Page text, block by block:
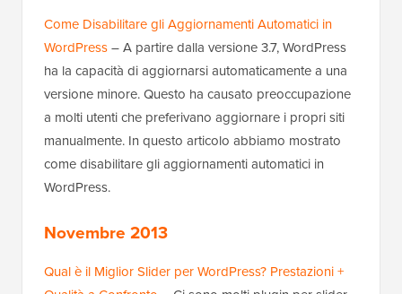
Come Disabilitare gli Aggiornamenti Automatici in
WordPress– A partire dalla versione 3.7, WordPress
ha la capacità di aggiornarsi automaticamente a una
versione minore. Questo ha causato preoccupazione
a molti utenti che preferivano aggiornare i propri siti
manualmente. In questo articolo abbiamo mostrato
come disabilitare gli aggiornamenti automatici in
WordPress.
Novembre 2013
Qual è il Miglior Slider per WordPress? Prestazioni +